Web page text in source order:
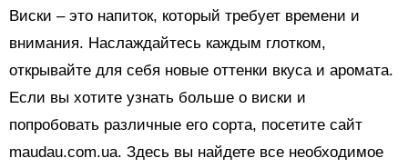
Виски – это напиток, который требует времени и
внимания. Наслаждайтесь каждым глотком,
открывайте для себя новые оттенки вкуса и аромата.
Если вы хотите узнать больше о виски и
попробовать различные его сорта, посетите сайт
maudau.com.ua. Здесь вы найдете все необходимое